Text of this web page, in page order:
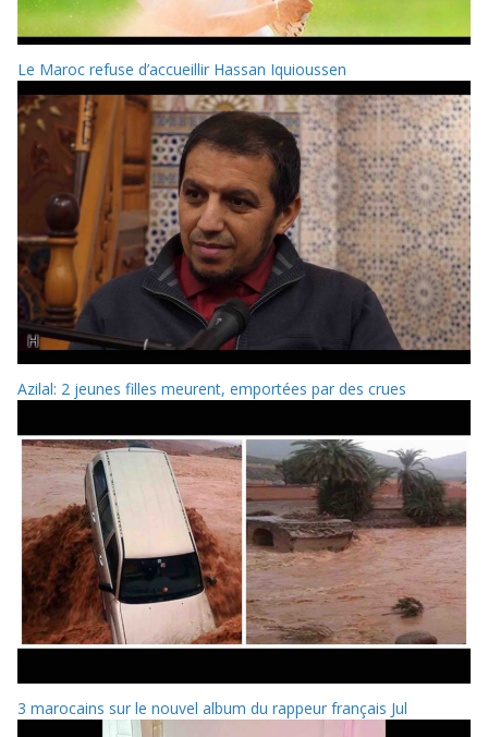
Le Maroc refuse d’accueillir Hassan Iquioussen
Azilal: 2 jeunes filles meurent, emportées par des crues
3 marocains sur le nouvel album du rappeur français Jul